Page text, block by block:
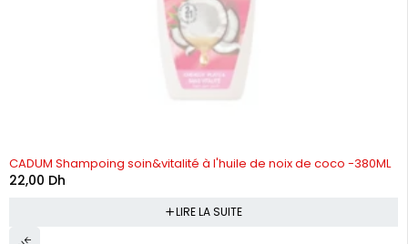
RUPTURE DE STOCK
CADUM Shampoing soin&vitalité à l'huile de noix de coco -380ML
22,00 Dh
LIRE LA SUITE